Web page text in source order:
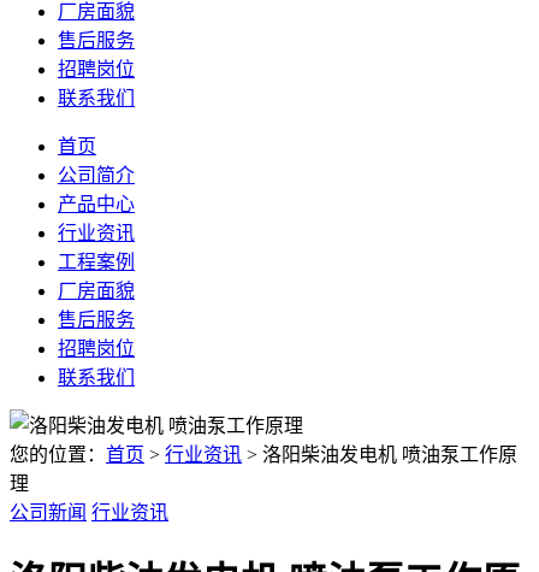
厂房面貌
售后服务
招聘岗位
联系我们
首页
公司简介
产品中心
行业资讯
工程案例
厂房面貌
售后服务
招聘岗位
联系我们
您的位置： 首页 > 行业资讯 > 洛阳柴油发电机 喷油泵工作原
理
公司新闻 行业资讯